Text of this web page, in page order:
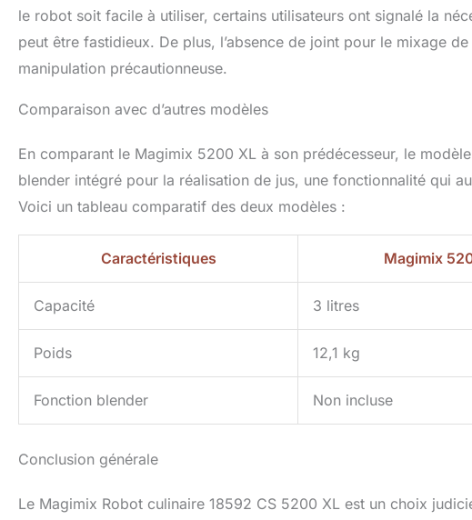
le robot soit facile à utiliser, certains utilisateurs ont signalé la
peut être fastidieux. De plus, l’absence de joint pour le mixage
manipulation précautionneuse.
Comparaison avec d’autres modèles
En comparant le Magimix 5200 XL à son prédécesseur, le
blender intégré pour la réalisation de jus, une fonctionnalité qui
Voici un tableau comparatif des deux modèles :
Caractéristiques Magimix
Capacité 3 litres
Poids 12,1 kg
Fonction blender Non incluse
Conclusion générale
Le Magimix Robot culinaire 18592 CS 5200 XL est un choix